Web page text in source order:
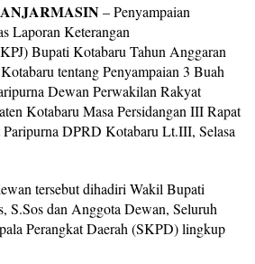
– Penyampaian
Laporan Keterangan
Bupati Kotabaru Tahun Anggaran
tentang Penyampaian 3 Buah
Dewan Perwakilan Rakyat
Kotabaru Masa Persidangan III Rapat
DPRD Kotabaru Lt.III, Selasa
tersebut dihadiri Wakil Bupati
S.Sos dan Anggota Dewan, Seluruh
Perangkat Daerah (SKPD) lingkup